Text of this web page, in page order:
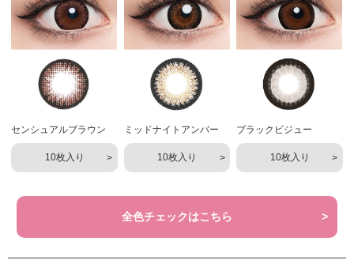
センシュアルブラウン
10枚入り
ミッドナイトアンバー
10枚入り
ブラックビジュー
10枚入り
全色チェックはこちら